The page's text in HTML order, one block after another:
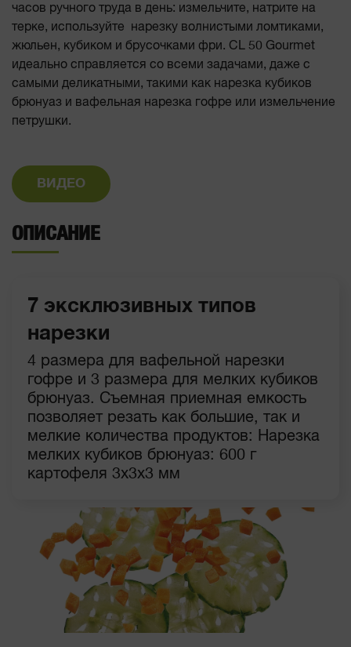
часов ручного труда в день: измельчите, натрите на
терке, используйте нарезку волнистыми ломтиками,
жюльен, кубиком и брусочками фри. CL 50 Gourmet
идеально справляется со всеми задачами, даже с
самыми деликатными, такими как нарезка кубиков
брюнуаз и вафельная нарезка гофре или измельчение
петрушки.
ВИДЕО
ОПИСАНИЕ
7 эксклюзивных типов
нарезки
4 размера для вафельной нарезки
гофре и 3 размера для мелких кубиков
брюнуаз. Съемная приемная емкость
позволяет резать как большие, так и
мелкие количества продуктов: Нарезка
мелких кубиков брюнуаз: 600 г
картофеля 3x3x3 мм